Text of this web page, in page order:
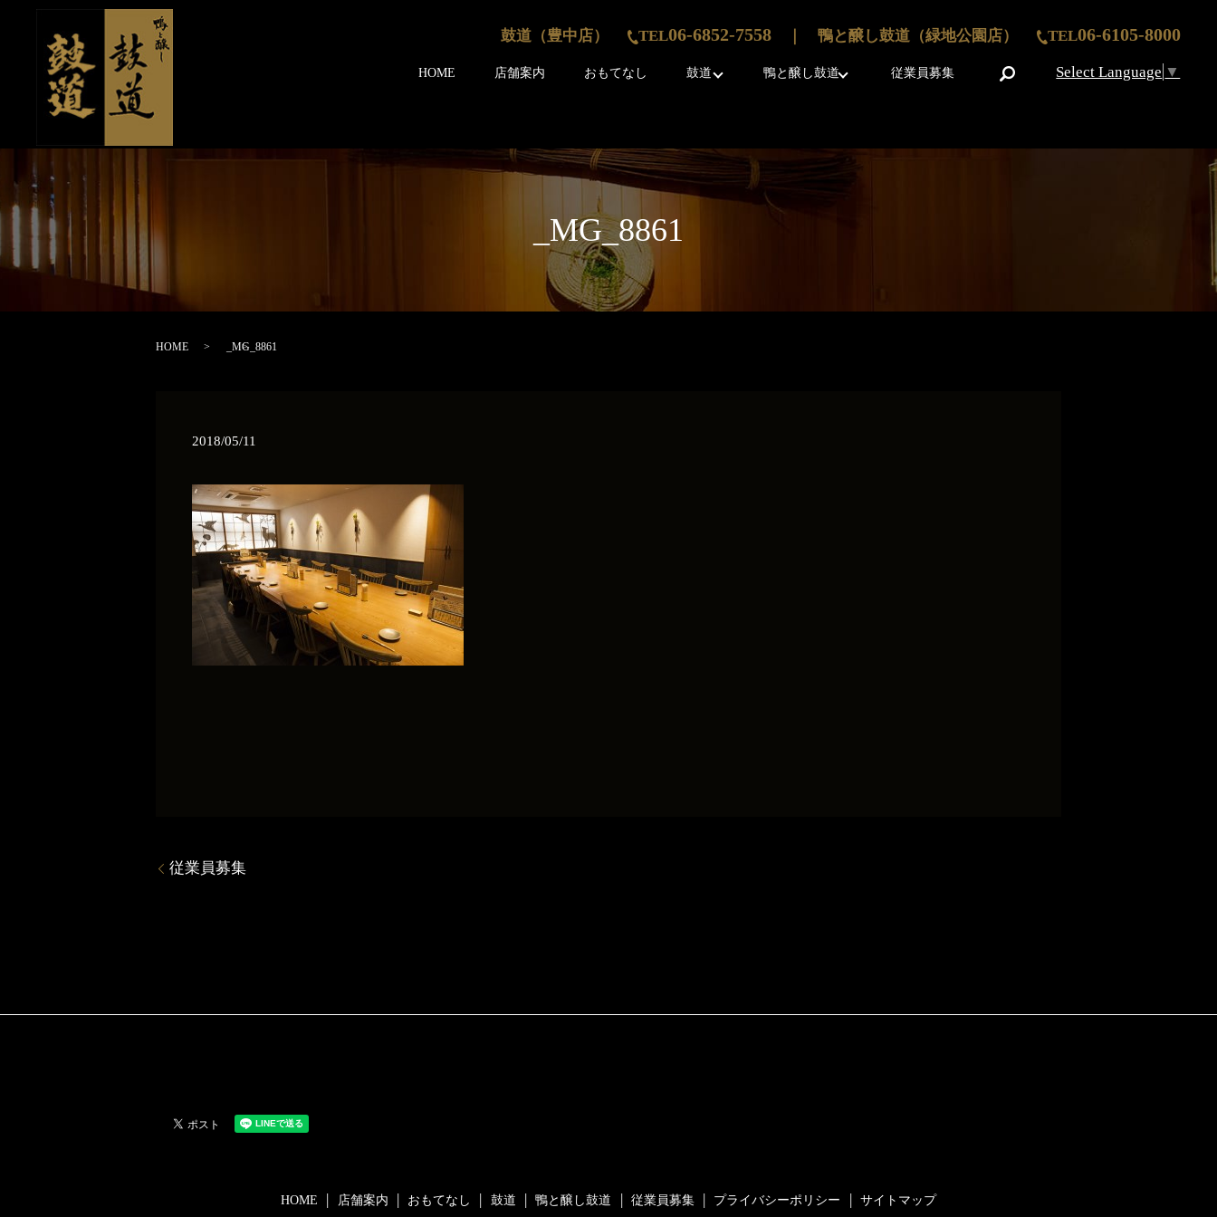
鼓道（豊中店） TEL06-6852-7558｜ 鴨と醸し鼓道（緑地公園店） TEL06-6105-8000
Select Language ▼
HOME 店舗案内 おもてなし 鼓道 鴨と醸し鼓道 従業員募集
_MG_8861
HOME _MG_8861
2018/05/11
従業員募集
HOME 店舗案内 おもてなし 鼓道 鴨と醸し鼓道 従業員募集 プライバシーポリシー サイトマップ